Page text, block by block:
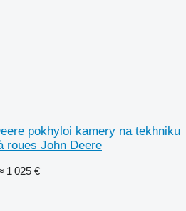
pokhyloi kamery na tekhniku
roues John Deere
1 025 €